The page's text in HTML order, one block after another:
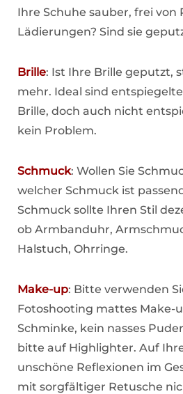
Ihre Schuhe sauber, frei von
Lädierungen? Sind sie
Brille: Ist Ihre Brille geputzt,
mehr. Ideal sind
Brille, doch auch nicht
kein Problem.
Schmuck: Wollen Sie
welcher Schmuck ist
Schmuck sollte Ihren Stil
ob Armbanduhr,
Halstuch, Ohrringe.
Make-up: Bitte verwenden
Fotoshooting mattes Make-
Schminke, kein nasses
bitte auf Highlighter. Auf
unschöne Reflexionen im
mit sorgfältiger Retusche